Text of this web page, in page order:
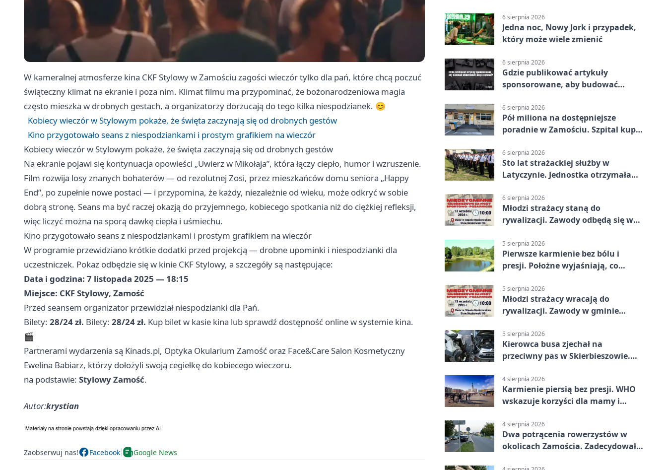
W kameralnej atmosferze kina CKF Stylowy w Zamościu zagości wieczór tylko dla pań, które chcą poczuć
świąteczny klimat na ekranie i poza nim. Klimat filmu ma przypominać, że bożonarodzeniowa magia
często mieszka w drobnych gestach, a organizatorzy dorzucają do tego kilka niespodzianek. 😊
Kobiecy wieczór w Stylowym pokaże, że święta zaczynają się od drobnych gestów
Kino przygotowało seans z niespodziankami i prostym grafikiem na wieczór
Kobiecy wieczór w Stylowym pokaże, że święta zaczynają się od drobnych gestów
Na ekranie pojawi się kontynuacja opowieści „Uwierz w Mikołaja”, która łączy ciepło, humor i wzruszenie.
Film rozwija losy znanych bohaterów — od rezolutnej Zosi, przez mieszkańców domu seniora „Happy
End”, po zupełnie nowe postaci — i przypomina, że każdy, niezależnie od wieku, może odkryć w sobie
dobrą stronę. Seans ma być raczej okazją do przyjemnego, kobiecego spotkania niż do ciężkiej refleksji,
więc liczyć można na sporą dawkę ciepła i uśmiechu.
Kino przygotowało seans z niespodziankami i prostym grafikiem na wieczór
W programie przewidziano krótkie dodatki przed projekcją — drobne upominki i niespodzianki dla
uczestniczek. Pokaz odbędzie się w kinie CKF Stylowy, a szczegóły są następujące:
Data i godzina: 7 listopada 2025 — 18:15
Miejsce: CKF Stylowy, Zamość
Przed seansem organizator przewidział niespodzianki dla Pań.
Bilety: 28/24 zł. Bilety: 28/24 zł. Kup bilet w kasie kina lub sprawdź dostępność online w systemie kina.
🎬
Partnerami wydarzenia są Kinads.pl, Optyka Okularium Zamość oraz Face&Care Salon Kosmetyczny
Ewelina Babiarz, którzy dołożyli swoją cegiełkę do kobiecego wieczoru.
na podstawie: Stylowy Zamość.
Autor:krystian
Zaobserwuj nas! Facebook Google News
6 sierpnia 2026
Jedna noc, Nowy Jork i przypadek,
który może wiele zmienić
6 sierpnia 2026
Gdzie publikować artykuły
sponsorowane, aby budować
6 sierpnia 2026
Pół miliona na dostępniejsze
poradnie w Zamościu. Szpital kupi
6 sierpnia 2026
Sto lat strażackiej służby w
Latyczynie. Jednostka otrzymała
6 sierpnia 2026
Młodzi strażacy staną do
rywalizacji. Zawody odbędą się w
5 sierpnia 2026
Pierwsze karmienie bez bólu i
presji. Położne wyjaśniają, co
5 sierpnia 2026
Młodzi strażacy wracają do
rywalizacji. Zawody w gminie
5 sierpnia 2026
Kierowca busa zjechał na
przeciwny pas w Skierbieszowie.
4 sierpnia 2026
Karmienie piersią bez presji. WHO
wskazuje korzyści dla mamy i
4 sierpnia 2026
Dwa potrącenia rowerzystów w
okolicach Zamościa. Zadecydowało